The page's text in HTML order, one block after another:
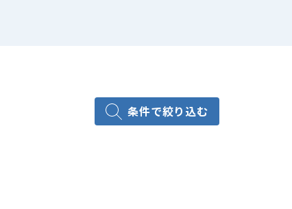
条件で絞り込む